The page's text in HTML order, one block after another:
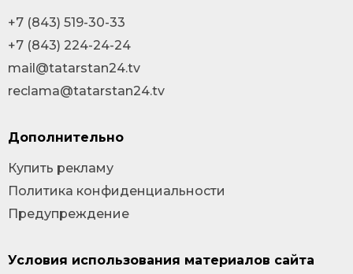
Условия использования материалов сайта
+7 (843) 519-30-33
+7 (843) 224-24-24
mail@tatarstan24.tv
reclama@tatarstan24.tv
Дополнительно
Купить рекламу
Политика конфиденциальности
Предупреждение